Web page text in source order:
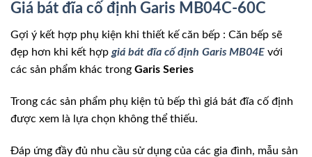
Giá bát đĩa cố định Garis MB04C-60C
Gợi ý kết hợp phụ kiện khi thiết kế căn bếp : Căn bếp sẽ
đẹp hơn khi kết hợp giá bát đĩa cố định Garis MB04E với
các sản phẩm khác trong Garis Series
Trong các sản phẩm phụ kiện tủ bếp thì giá bát đĩa cố định
được xem là lựa chọn không thể thiếu.
Đáp ứng đầy đủ nhu cầu sử dụng của các gia đình, mẫu sản